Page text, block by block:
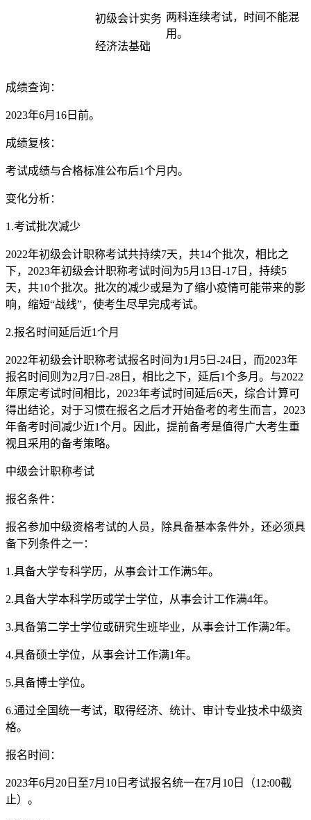
两科连续考试，时间不能混
用。
初级会计实务
经济法基础
成绩查询：
2023年6月16日前。
成绩复核：
考试成绩与合格标准公布后1个月内。
变化分析：
1.考试批次减少
2022年初级会计职称考试共持续7天，共14个批次，相比之
下，2023年初级会计职称考试时间为5月13日-17日，持续5
天，共10个批次。批次的减少或是为了缩小疫情可能带来的影
响，缩短“战线”，使考生尽早完成考试。
2.报名时间延后近1个月
2022年初级会计职称考试报名时间为1月5日-24日，而2023年
报名时间则为2月7日-28日，相比之下，延后1个多月。与2022
年原定考试时间相比，2023年考试时间延后6天，综合计算可
得出结论，对于习惯在报名之后才开始备考的考生而言，2023
年备考时间减少近1个月。因此，提前备考是值得广大考生重
视且采用的备考策略。
中级会计职称考试
报名条件：
报名参加中级资格考试的人员，除具备基本条件外，还必须具
备下列条件之一：
1.具备大学专科学历，从事会计工作满5年。
2.具备大学本科学历或学士学位，从事会计工作满4年。
3.具备第二学士学位或研究生班毕业，从事会计工作满2年。
4.具备硕士学位，从事会计工作满1年。
5.具备博士学位。
6.通过全国统一考试，取得经济、统计、审计专业技术中级资
格。
报名时间：
2023年6月20日至7月10日考试报名统一在7月10日（12:00截
止）。